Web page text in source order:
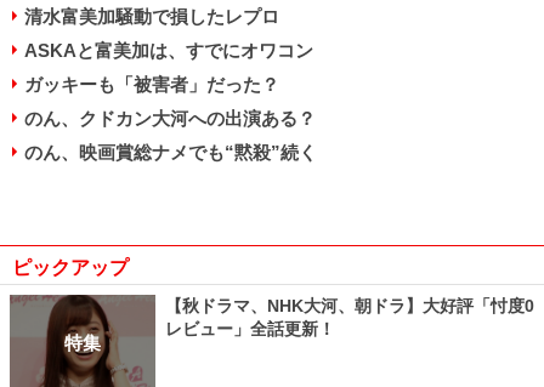
清水富美加騒動で損したレプロ
ASKAと富美加は、すでにオワコン
ガッキーも「被害者」だった？
のん、クドカン大河への出演ある？
のん、映画賞総ナメでも“黙殺”続く
ピックアップ
特集
【秋ドラマ、NHK大河、朝ドラ】大好評「忖度0
レビュー」全話更新！